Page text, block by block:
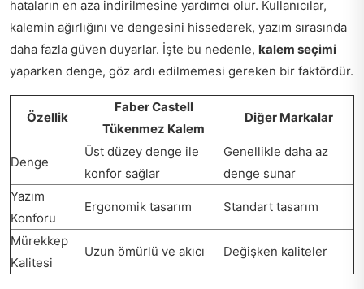
hataların en aza indirilmesine yardımcı olur. Kullanıcılar,
kalemin ağırlığını ve dengesini hissederek, yazım sırasında
daha fazla güven duyarlar. İşte bu nedenle, kalem seçimi
yaparken denge, göz ardı edilmemesi gereken bir faktördür.
Özellik
Faber Castell
Tükenmez Kalem
Diğer Markalar
Denge
Üst düzey denge ile
konfor sağlar
Genellikle daha az
denge sunar
Yazım
Konforu
Ergonomik tasarım Standart tasarım
Mürekkep
Kalitesi
Uzun ömürlü ve akıcı Değişken kaliteler